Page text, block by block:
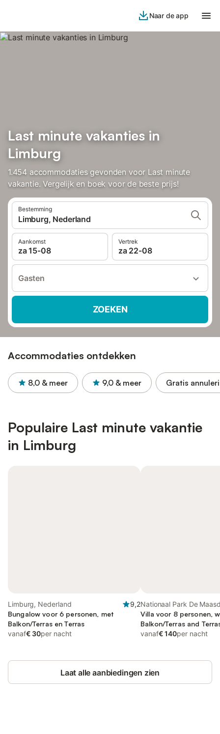
Naar de app
Last minute vakanties in
Limburg
1.454 accommodaties gevonden voor Last minute
vakantie. Vergelijk en boek voor de beste prijs!
Bestemming
Limburg, Nederland
Aankomst
za 15-08
Vertrek
za 22-08
Gasten
ZOEKEN
Accommodaties ontdekken
8,0 & meer 9,0 & meer Gratis
Populaire Last minute vakantie
in Limburg
Limburg, Nederland
9,2
Bungalow voor 6 personen, met
Balkon/Terras en Terras
vanaf€ 30per nacht
Nationaal Park De
Limburg
Villa voor 8 personen,
Balkon/Terras and
and Zwembad
vanaf€ 140per nacht
Laat alle aanbiedingen zien